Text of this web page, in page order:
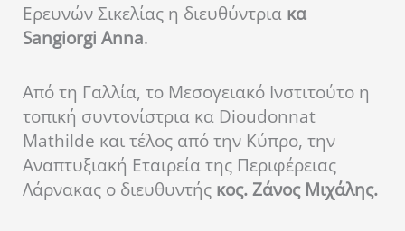
Ερευνών Σικελίας η διευθύντρια κα
Sangiorgi Anna.
Από τη Γαλλία, το Μεσογειακό Ινστιτούτο η
τοπική συντονίστρια κα Dioudonnat
Mathilde και τέλος από την Κύπρο, την
Αναπτυξιακή Εταιρεία της Περιφέρειας
Λάρνακας ο διευθυντής κος. Ζάνος Μιχάλης.